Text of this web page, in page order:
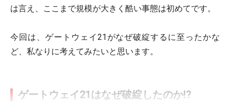
は言え、ここまで規模が大きく酷い事態は初めてです。
今回は、ゲートウェイ21がなぜ破綻するに至ったかな
ど、私なりに考えてみたいと思います。
ゲートウェイ21はなぜ破綻したのか!?